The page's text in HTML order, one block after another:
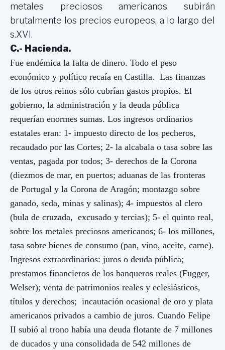
metales preciosos americanos subirán
brutalmente los precios europeos, a lo largo del
s.XVI.
C.- Hacienda.
Fue endémica la falta de dinero. Todo el peso
económico y político recaía en Castilla. Las finanzas
de los otros reinos sólo cubrían gastos propios. El
gobierno, la administración y la deuda pública
requerían enormes sumas. Los ingresos ordinarios
estatales eran: 1- impuesto directo de los pecheros,
recaudado por las Cortes; 2- la alcabala o tasa sobre las
ventas, pagada por todos; 3- derechos de la Corona
(diezmos de mar, en puertos; aduanas de las fronteras
de Portugal y la Corona de Aragón; montazgo sobre
ganado, seda, minas y salinas); 4- impuestos al clero
(bula de cruzada, excusado y tercias); 5- el quinto real,
sobre los metales preciosos americanos; 6- los millones,
tasa sobre bienes de consumo (pan, vino, aceite, carne).
Ingresos extraordinarios: juros o deuda pública;
prestamos financieros de los banqueros reales (Fugger,
Welser); venta de patrimonios reales y eclesiásticos,
títulos y derechos; incautación ocasional de oro y plata
americanos privados a cambio de juros. Cuando Felipe
II subió al trono había una deuda flotante de 7 millones
de ducados y una consolidada de 542 millones de